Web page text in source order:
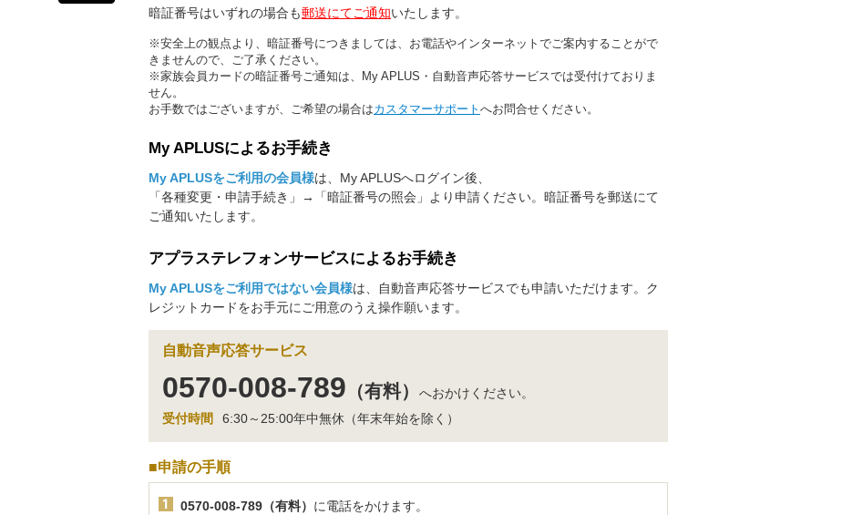
暗証番号はいずれの場合も郵送にてご通知いたします。
※安全上の観点より、暗証番号につきましては、お電話やインターネットでご案内することがで
きませんので、ご了承ください。
※家族会員カードの暗証番号ご通知は、My APLUS・自動音声応答サービスでは受付けておりま
せん。
お手数ではございますが、ご希望の場合はカスタマーサポート へお問合せください。
My APLUSによるお手続き
My APLUSをご利用の会員様は、My APLUSへログイン後、
「各種変更・申請手続き」→「暗証番号の照会」より申請ください。暗証番号を郵送にて
ご通知いたします。
アプラステレフォンサービスによるお手続き
My APLUSをご利用ではない会員様は、自動音声応答サービスでも申請いただけます。ク
レジットカードをお手元にご用意のうえ操作願います。
自動音声応答サービス
0570-008-789 （有料）
へおかけください。
受付時間
6:30～25:00年中無休（年末年始を除く）
■申請の手順
0570-008-789（有料） に電話をかけます。
お借入れが可能な提携CD・ATM一覧